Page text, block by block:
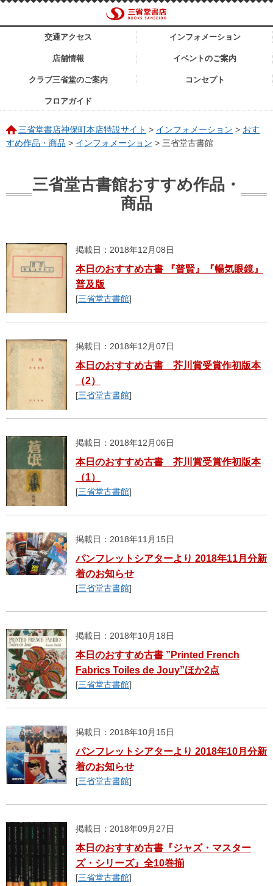
交通アクセス インフォメーション
店舗情報 イベントのご案内
クラブ三省堂のご案内 コンセプト
フロアガイド
三省堂書店神保町本店特設サイト > インフォメーション > おす
すめ作品・商品 > インフォメーション > 三省堂古書館
三省堂古書館おすすめ作品・
商品
掲載日：2018年12月08日
本日のおすすめ古書 『普賢』『暢気眼鏡』
普及版
[三省堂古書館]
掲載日：2018年12月07日
本日のおすすめ古書 芥川賞受賞作初版本
（2）
[三省堂古書館]
掲載日：2018年12月06日
本日のおすすめ古書 芥川賞受賞作初版本
（1）
[三省堂古書館]
掲載日：2018年11月15日
パンフレットシアターより 2018年11月分新
着のお知らせ
[三省堂古書館]
掲載日：2018年10月18日
本日のおすすめ古書 ”Printed French
Fabrics Toiles de Jouy”ほか2点
[三省堂古書館]
掲載日：2018年10月15日
パンフレットシアターより 2018年10月分新
着のお知らせ
[三省堂古書館]
掲載日：2018年09月27日
本日のおすすめ古書『ジャズ・マスター
ズ・シリーズ』全10巻揃
[三省堂古書館]